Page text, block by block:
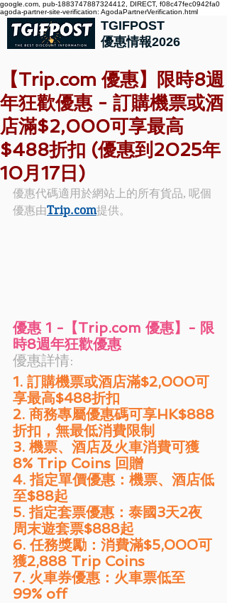
google.com, pub-1883747887324412, DIRECT, f08c47fec0942fa0
agoda-partner-site-verification: AgodaPartnerVerification.html
TGIFPOST
優惠情報2026
【Trip.com 優惠】限時8週
年狂歡優惠 - 訂購機票或酒
店滿$2,000可享最高
$488折扣 (優惠到2025年
10月17日)
優惠代碼適用於網站上的所有貨品, 呢個
優惠由Trip.com提供。
優惠 1 -【Trip.com 優惠】- 限
時8週年狂歡優惠
優惠詳情:
1. 訂購機票或酒店滿$2,000可
享最高$488折扣
2. 商務專屬優惠碼可享HK$888
折扣，無最低消費限制
3. 機票、酒店及火車消費可獲
8% Trip Coins 回贈
4. 指定單價優惠：機票、酒店低
至$88起
5. 指定套票優惠：泰國3天2夜
周末遊套票$888起
6. 任務獎勵：消費滿$5,000可
獲2,888 Trip Coins
7. 火車券優惠：火車票低至
99% off